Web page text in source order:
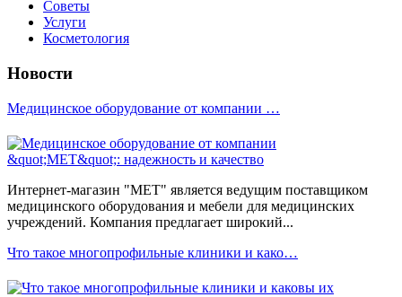
Советы
Услуги
Косметология
Новости
Медицинское оборудование от компании …
Интернет-магазин "МЕТ" является ведущим поставщиком
медицинского оборудования и мебели для медицинских
учреждений. Компания предлагает широкий...
Что такое многопрофильные клиники и како…